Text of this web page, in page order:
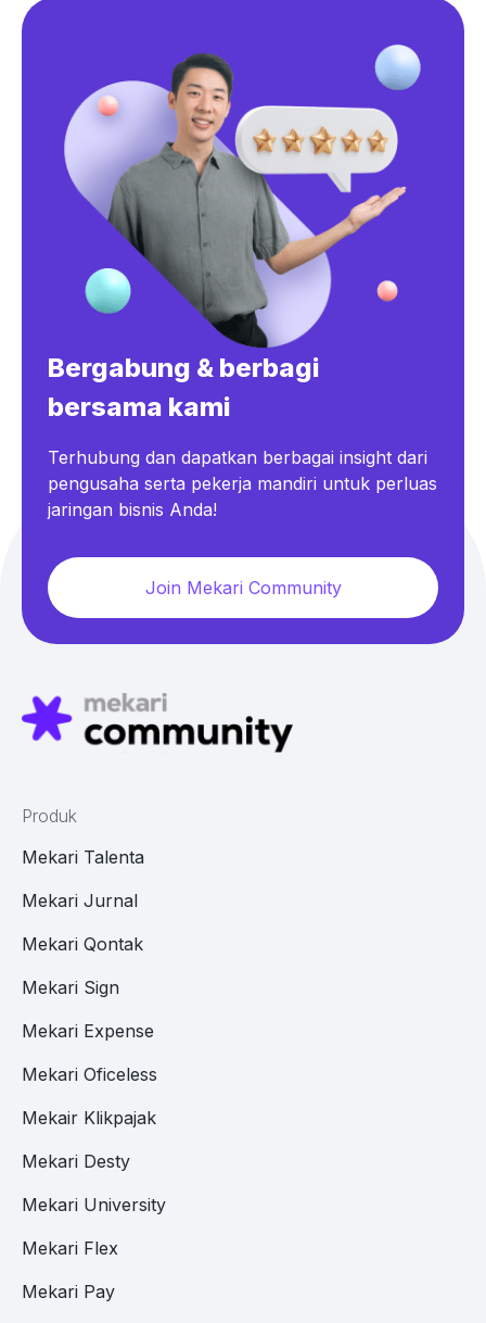
Bergabung & berbagi
bersama kami
Terhubung dan dapatkan berbagai insight dari
pengusaha serta pekerja mandiri untuk perluas
jaringan bisnis Anda!
Join Mekari Community
Produk
Mekari Talenta
Mekari Jurnal
Mekari Qontak
Mekari Sign
Mekari Expense
Mekari Oficeless
Mekair Klikpajak
Mekari Desty
Mekari University
Mekari Flex
Mekari Pay